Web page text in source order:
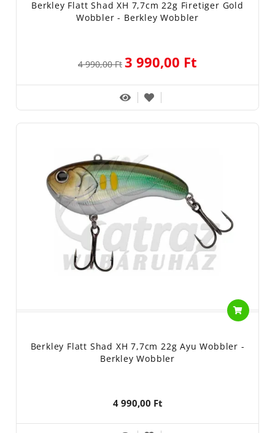
Berkley Flatt Shad XH 7,7cm 22g Firetiger Gold
Wobbler - Berkley Wobbler
4 990,00 Ft 3 990,00 Ft
Berkley Flatt Shad XH 7,7cm 22g Ayu Wobbler -
Berkley Wobbler
4 990,00 Ft